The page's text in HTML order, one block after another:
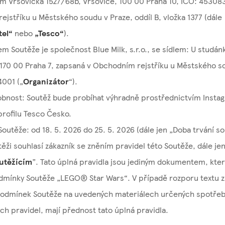
u Městského soudu v Praze, oddíl B, vložka 1377 (dále
nebo „Tesco“).
Soutěže je společnost Blue Milk, s.r.o., se sídlem: U
00 Praha 7, zapsaná v Obchodním rejstříku u Městského
(„Organizátor“).
Soutěž bude probíhat výhradně prostřednictvím
Tesco Česko.
od 18. 5. 2026 do 25. 5. 2026 (dále jen „Doba trvání
souhlasí zákazník se zněním pravidel této Soutěže, dále
”. Tato úplná pravidla jsou jediným dokumentem,
Soutěže „LEGO® Star Wars“. V případě rozporu textu
Soutěže na uvedených materiálech určených
pravidel, mají přednost tato úplná pravidla.